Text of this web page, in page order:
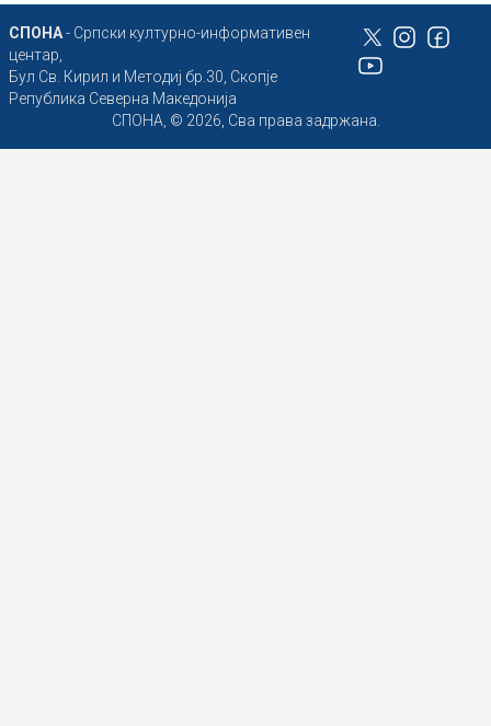
СПОНА- Српски културно-информативен
центар,
Бул Св. Кирил и Методиј бр.30, Скопје
Република Северна Македонија
СПОНА, © 2026, Сва права задржана.